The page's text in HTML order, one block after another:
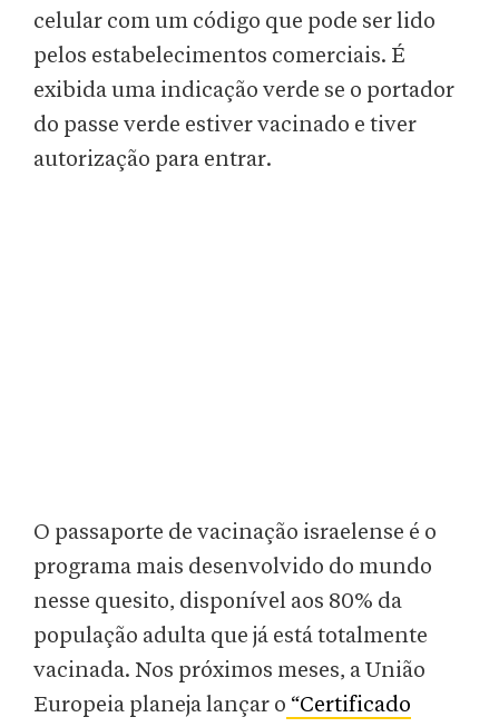
celular com um código que pode ser lido
pelos estabelecimentos comerciais. É
exibida uma indicação verde se o portador
do passe verde estiver vacinado e tiver
autorização para entrar.
O passaporte de vacinação israelense é o
programa mais desenvolvido do mundo
nesse quesito, disponível aos 80% da
população adulta que já está totalmente
vacinada. Nos próximos meses, a União
Europeia planeja lançar o “Certificado